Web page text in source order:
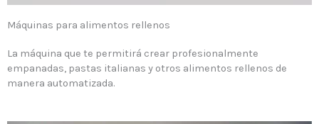
Máquinas para alimentos rellenos
La máquina que te permitirá crear profesionalmente
empanadas, pastas italianas y otros alimentos rellenos de
manera automatizada.